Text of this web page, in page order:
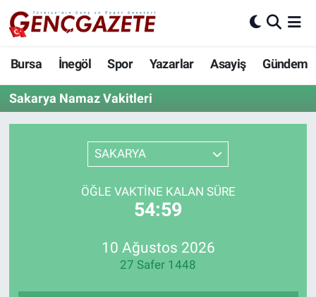
Bursa İnegöl Spor Yazarlar Asayiş Gündem
Sakarya Namaz Vakitleri
SAKARYA
ÖĞLE VAKTINE KALAN SÜRE
54:58
10 Ağustos 2026
27 Safer 1448
Bursa
İnegöl
3.SAYFA
Nöbetçi Eczaneler
Hava Durumu
Trafik Durumu
Süper Lig Puan Durumu ve Fikstür
Tüm Manşetler